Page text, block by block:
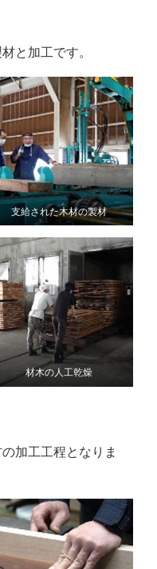
と加工です。
支給された木材の製材
材木の人工乾燥
加工工程となりま